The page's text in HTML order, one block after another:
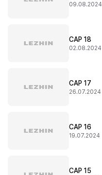
09.08.2024
CAP 18
02.08.2024
CAP 17
26.07.2024
CAP 16
19.07.2024
CAP 15